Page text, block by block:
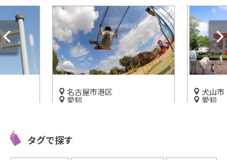
館」
名古屋市港区
愛知
ンド」
犬山市
愛知
タグで探す